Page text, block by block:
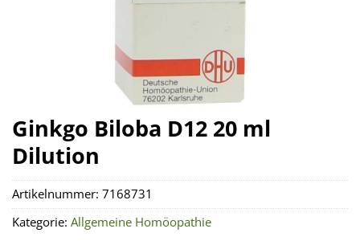
Ginkgo Biloba D12 20 ml
Dilution
Artikelnummer: 7168731
Kategorie: Allgemeine Homöopathie